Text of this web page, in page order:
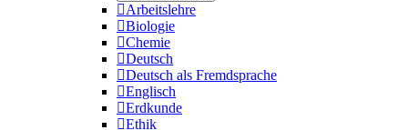
Arbeitslehre
Biologie
Chemie
Deutsch
Deutsch als Fremdsprache
Englisch
Erdkunde
Ethik